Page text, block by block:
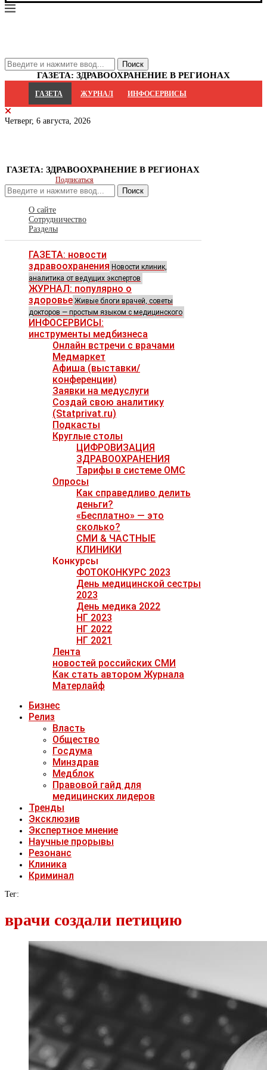
ГАЗЕТА: ЗДРАВООХРАНЕНИЕ В РЕГИОНАХ
ГАЗЕТА ЖУРНАЛ ИНФОСЕРВИСЫ
Четверг, 6 августа, 2026
ГАЗЕТА: ЗДРАВООХРАНЕНИЕ В РЕГИОНАХ
Подписаться
Поиск
О сайте
Сотрудничество
Разделы
ГАЗЕТА: новости
здравоохранения Новости клиник,
аналитика от ведущих экспертов
ЖУРНАЛ: популярно о
здоровье Живые блоги врачей, советы
докторов — простым языком с медицинского
ИНФОСЕРВИСЫ:
инструменты медбизнеса
Онлайн встречи с врачами
Медмаркет
Афиша (выставки/
конференции)
Заявки на медуслуги
Создай свою аналитику
(Statprivat.ru)
Подкасты
Круглые столы
ЦИФРОВИЗАЦИЯ
ЗДРАВООХРАНЕНИЯ
Тарифы в системе ОМС
Опросы
Как справедливо делить
деньги?
«Бесплатно» — это
сколько?
СМИ & ЧАСТНЫЕ
КЛИНИКИ
Конкурсы
ФОТОКОНКУРС 2023
День медицинской сестры
2023
День медика 2022
НГ 2023
НГ 2022
НГ 2021
Лента
новостей российских СМИ
Как стать автором Журнала
Матерлайф
Бизнес
Релиз
Власть
Общество
Госдума
Минздрав
Медблок
Правовой гайд для
медицинских лидеров
Тренды
Эксклюзив
Экспертное мнение
Научные прорывы
Резонанс
Клиника
Криминал
Тег:
врачи создали петицию